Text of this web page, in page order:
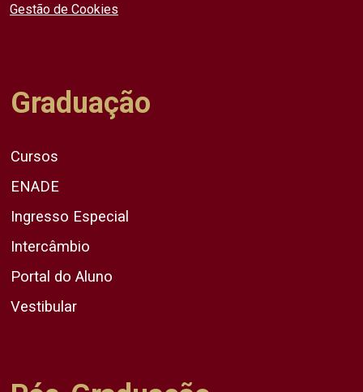
Gestão de Cookies
Graduação
Cursos
ENADE
Ingresso Especial
Intercâmbio
Portal do Aluno
Vestibular